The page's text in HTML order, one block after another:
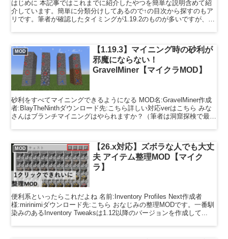
はじめに 本記事ではこれまでに紹介したやつを簡単な説明含めて紹
介しています。簡単に分類分けしてあるので↑の目次から探すのもア
リです。筆者が確認したタイミングが1.19.2のものが多いですが、デ
MOD
【1.19.3】マイニング時の砂利が
邪魔にならない！
GravelMiner【マイクラMOD】
砂利をすべてマイニングできるようになる MOD名:GravelMiner作成
者:BlayTheNinthダウンロード先:こちら詳しい対応verはこちら みな
さんはブランチマイニングはやられますか？（筆者は洞窟探検で最低
MOD
【26.x対応】ズボラな人でも大丈
夫 アイテム整理MOD【マイク
ラ】
便利系といったらこれだよね 名前:Inventory Profiles Next作成者
様:mirinimiダウンロード先:こちら おなじみの整理MODです。一番馴
染みのあるInventory Tweaksは1.12以降のバージョンを作成して...